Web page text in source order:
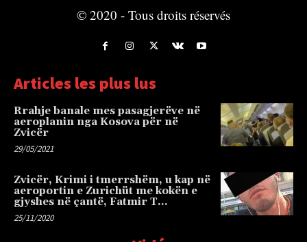
© 2020 - Tous droits réservés
Articles les plus lus
Rrahje banale mes pasagjerëve në
aeroplanin nga Kosova për në
Zvicër
29/05/2021
Zvicër, Krimi i tmerrshëm, u kap në
aeroportin e Zurichüt me kokën e
gjyshes në çantë, Fatmir T…
25/11/2020